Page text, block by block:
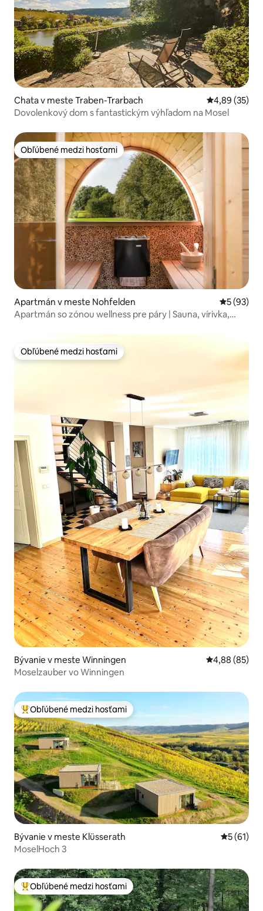
Chata v meste Traben-Trarbach Priemerné
4,89 (35)
Dovolenkový dom s fantastickým výhľadom na Mosel
Obľúbené medzi hosťami
Obľúbené medzi hosťami
Apartmán v meste Nohfelden
5 (93)
Apartmán so zónou wellness pre páry | Sauna, vírivka,
Obľúbené medzi hosťami
Obľúbené medzi hosťami
Bývanie v meste Winningen Priemerné
4,88 (85)
Moselzauber vo Winningen
Najobľúbenejšie medzi hosťami
Obľúbené medzi hosťami
Bývanie v meste Klüsserath
5 (61)
MoselHoch 3
Najobľúbenejšie medzi hosťami
Obľúbené medzi hosťami